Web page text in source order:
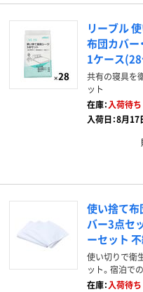
リーブル
布団カバー
1ケース
共有の寝具を
ット
在庫：入荷待ち
入荷日：8月17
使い捨て布
バー3点セ
ーセット
使い切りで衛
ット。宿泊で
在庫：入荷待ち